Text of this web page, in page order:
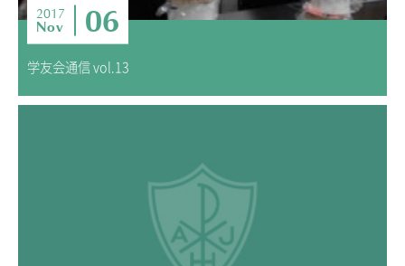
2017
Nov 06
学友会通信 vol.13